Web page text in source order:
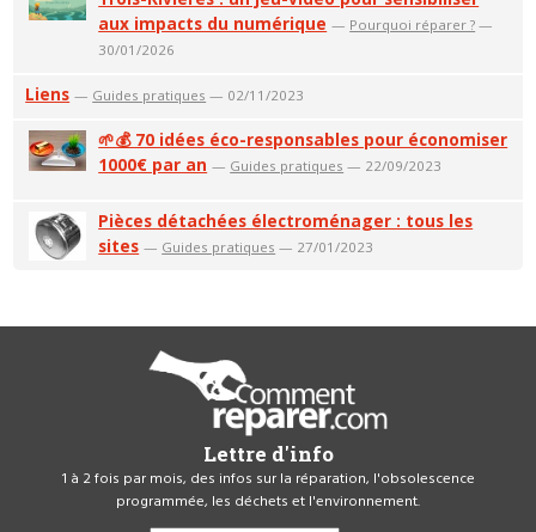
aux impacts du numérique — Pourquoi réparer ? —
30/01/2026
Liens — Guides pratiques — 02/11/2023
🌱💰 70 idées éco-responsables pour économiser
1000€ par an — Guides pratiques — 22/09/2023
Pièces détachées électroménager : tous les
sites — Guides pratiques — 27/01/2023
Lettre d'info
1 à 2 fois par mois, des infos sur la réparation, l'obsolescence
programmée, les déchets et l'environnement.